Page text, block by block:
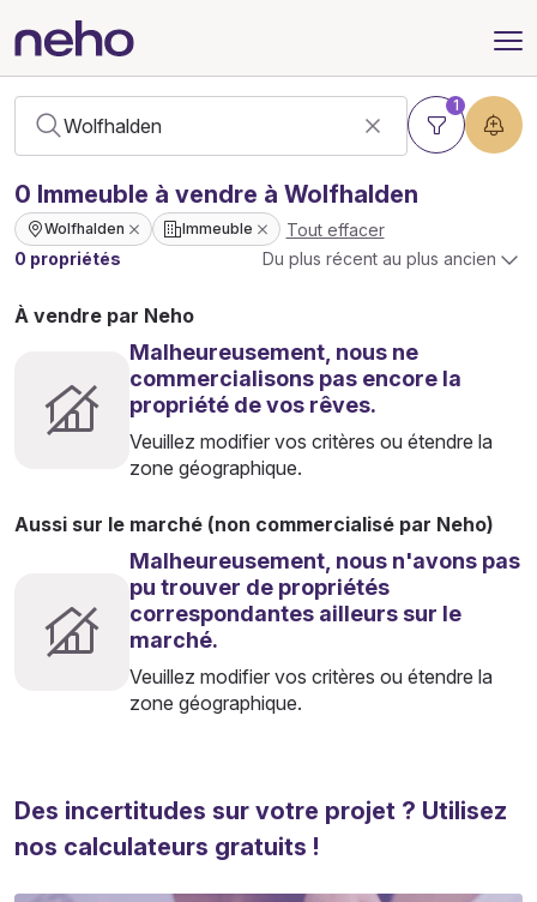
1
0 Immeuble à vendre à Wolfhalden
Wolfhalden Immeuble
Tout effacer
0 propriétés
Du plus récent au plus ancien
À vendre par Neho
Malheureusement, nous ne
commercialisons pas encore la
propriété de vos rêves.
Veuillez modifier vos critères ou étendre la
zone géographique.
Aussi sur le marché (non commercialisé par Neho)
Malheureusement, nous n'avons pas
pu trouver de propriétés
correspondantes ailleurs sur le
marché.
Veuillez modifier vos critères ou étendre la
zone géographique.
Des incertitudes sur votre projet ? Utilisez
nos calculateurs gratuits !